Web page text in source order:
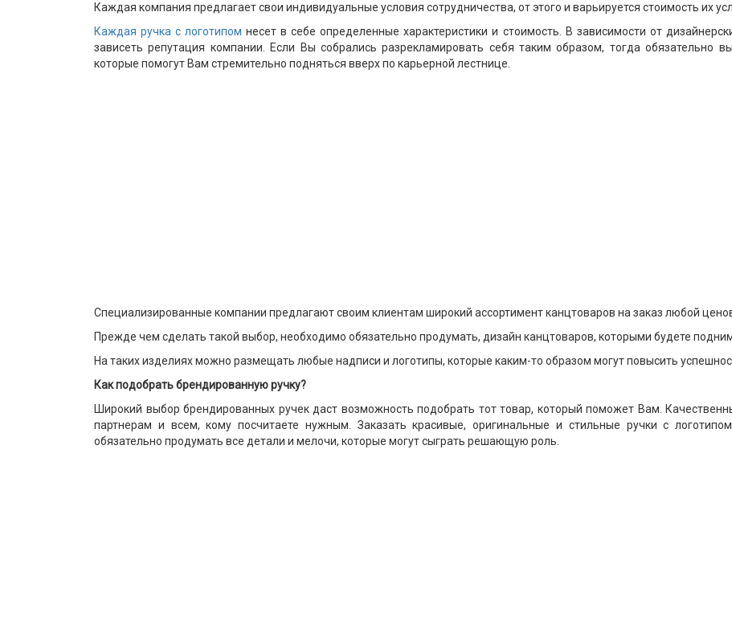
Каждая компания предлагает свои индивидуальные условия сотрудничества, от этого и варьируется стоимость их
Каждая ручка с логотипом несет в себе определенные характеристики и стоимость. В зависимости от
зависеть репутация компании. Если Вы собрались разрекламировать себя таким образом, тогда обязательно
которые помогут Вам стремительно подняться вверх по карьерной лестнице.
Специализированные компании предлагают своим клиентам широкий ассортимент канцтоваров на заказ любой
Прежде чем сделать такой выбор, необходимо обязательно продумать, дизайн канцтоваров, которыми будете
На таких изделиях можно размещать любые надписи и логотипы, которые каким-то образом могут повысить
Как подобрать брендированную ручку?
Широкий выбор брендированных ручек даст возможность подобрать тот товар, который поможет Вам.
партнерам и всем, кому посчитаете нужным. Заказать красивые, оригинальные и стильные ручки с
обязательно продумать все детали и мелочи, которые могут сыграть решающую роль.